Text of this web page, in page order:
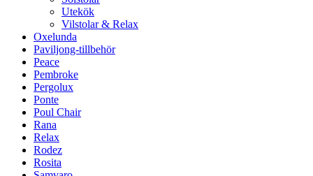
Utekök
Vilstolar & Relax
Oxelunda
Paviljong-tillbehör
Peace
Pembroke
Pergolux
Ponte
Poul Chair
Rana
Relax
Rodez
Rosita